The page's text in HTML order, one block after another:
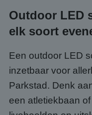
Outdoor LED
elk soort
Een outdoor LED
inzetbaar voor
Parkstad. Denk
een atletiekbaan